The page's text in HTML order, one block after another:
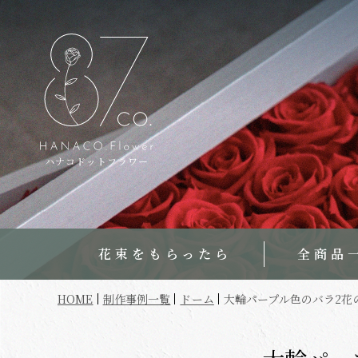
ハナコドットフラワー
花束をもらったら 全商品
HOME 制作事例一覧 ドーム 大輪パープル色のバラ2